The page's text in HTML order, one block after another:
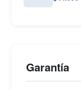
Garantía